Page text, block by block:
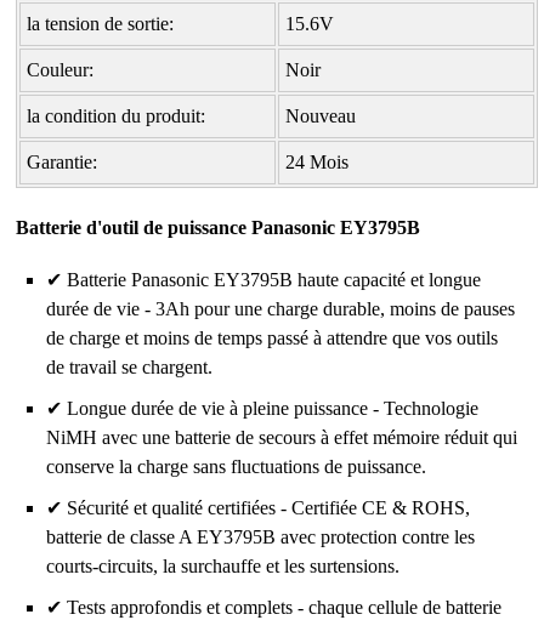
la tension de sortie: 15.6V
Couleur: Noir
la condition du produit: Nouveau
Garantie: 24 Mois
Batterie d'outil de puissance Panasonic EY3795B
✔ Batterie Panasonic EY3795B haute capacité et longue
durée de vie - 3Ah pour une charge durable, moins de pauses
de charge et moins de temps passé à attendre que vos outils
de travail se chargent.
✔ Longue durée de vie à pleine puissance - Technologie
NiMH avec une batterie de secours à effet mémoire réduit qui
conserve la charge sans fluctuations de puissance.
✔ Sécurité et qualité certifiées - Certifiée CE & ROHS,
batterie de classe A EY3795B avec protection contre les
courts-circuits, la surchauffe et les surtensions.
✔ Tests approfondis et complets - chaque cellule de batterie